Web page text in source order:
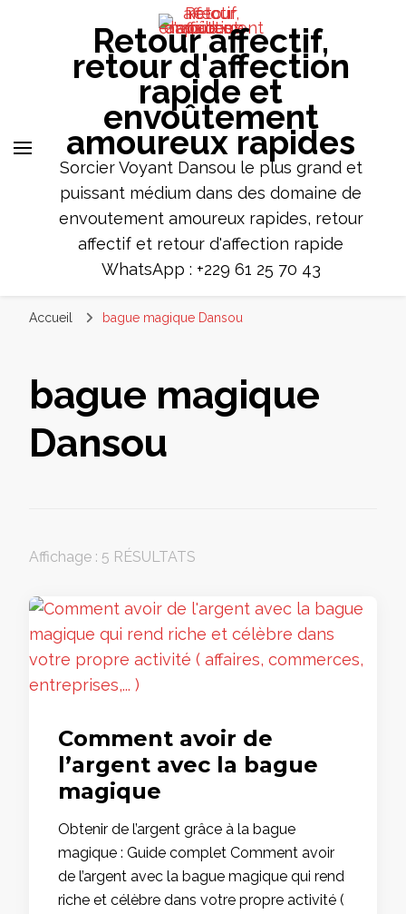
Retour affectif,
retour d'affection
rapide et
envoûtement
amoureux rapides
Sorcier Voyant Dansou le plus grand et
puissant médium dans des domaine de
envoutement amoureux rapides, retour
affectif et retour d'affection rapide
WhatsApp : +229 61 25 70 43
Accueil bague magique Dansou
bague magique
Dansou
Affichage : 5 RÉSULTATS
Comment avoir de
l’argent avec la bague
magique
Obtenir de l’argent grâce à la bague
magique : Guide complet Comment avoir
de l’argent avec la bague magique qui rend
riche et célèbre dans votre propre activité (